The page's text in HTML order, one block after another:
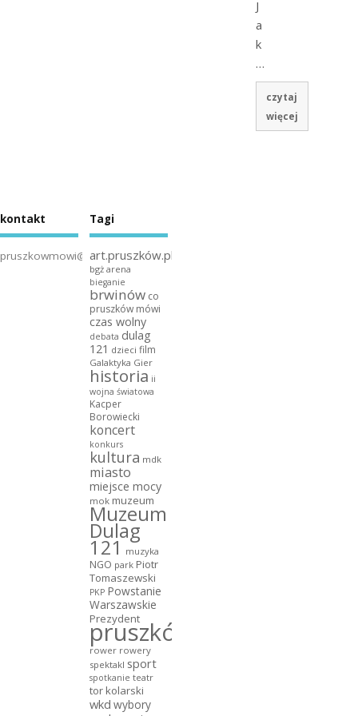
J
a
k
…
czytaj
więcej
kontakt
pruszkowmowi@gmail.com
Tagi
art.pruszków.pl
bgż arena
bieganie
brwinów co
pruszków mówi
czas wolny
debata dulag
121 dzieci film
Galaktyka Gier
historia ii
wojna światowa
Kacper
Borowiecki
koncert
konkurs
kultura mdk
miasto
miejsce mocy
mok muzeum
Muzeum
Dulag
121 muzyka
NGO park Piotr
Tomaszewski
PKP Powstanie
Warszawskie
Prezydent
pruszków
rower rowery
spektakl sport
spotkanie teatr
tor kolarski
wkd wybory